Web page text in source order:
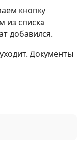
кнопку
из списка
добавился.
Документы